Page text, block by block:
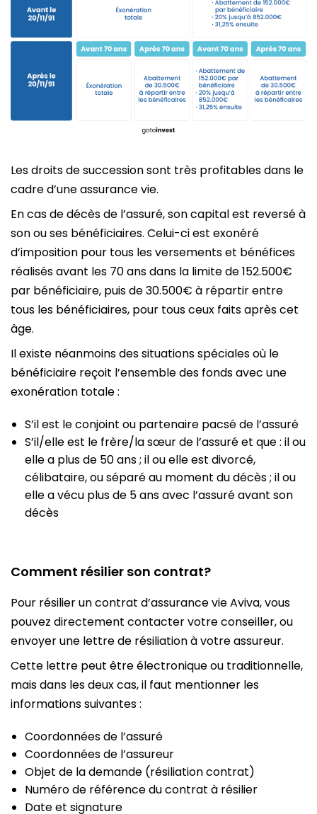
Les droits de succession sont très profitables dans le
cadre d’une assurance vie.
En cas de décès de l’assuré, son capital est reversé à
son ou ses bénéficiaires. Celui-ci est exonéré
d’imposition pour tous les versements et bénéfices
réalisés avant les 70 ans dans la limite de 152.500€
par bénéficiaire, puis de 30.500€ à répartir entre
tous les bénéficiaires, pour tous ceux faits après cet
âge.
Il existe néanmoins des situations spéciales où le
bénéficiaire reçoit l’ensemble des fonds avec une
exonération totale :
S’il est le conjoint ou partenaire pacsé de l’assuré
S’il/elle est le frère/la sœur de l’assuré et que : il ou
elle a plus de 50 ans ; il ou elle est divorcé,
célibataire, ou séparé au moment du décès ; il ou
elle a vécu plus de 5 ans avec l’assuré avant son
décès
Comment résilier son contrat?
Pour résilier un contrat d’assurance vie Aviva, vous
pouvez directement contacter votre conseiller, ou
envoyer une lettre de résiliation à votre assureur.
Cette lettre peut être électronique ou traditionnelle,
mais dans les deux cas, il faut mentionner les
informations suivantes :
Coordonnées de l’assuré
Coordonnées de l’assureur
Objet de la demande (résiliation contrat)
Numéro de référence du contrat à résilier
Date et signature